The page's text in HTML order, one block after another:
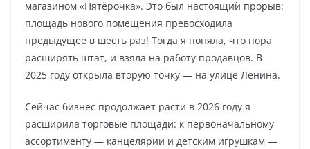
магазином «Пятёрочка». Это был настоящий прорыв:
площадь нового помещения превосходила
предыдущее в шесть раз! Тогда я поняла, что пора
расширять штат, и взяла на работу продавцов. В
2025 году открыла вторую точку — на улице Ленина.
Сейчас бизнес продолжает расти в 2026 году я
расширила торговые площади: к первоначальному
ассортименту — канцелярии и детским игрушкам —